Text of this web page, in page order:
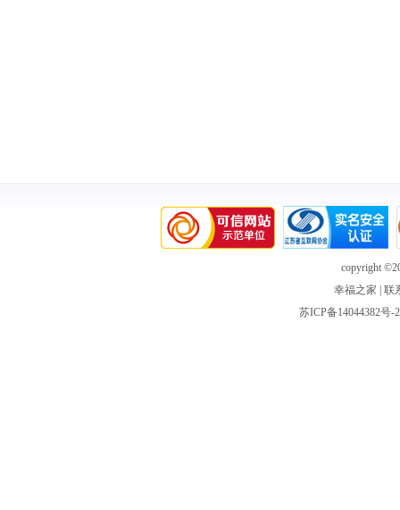
copyright
幸福之家
联
苏ICP备14044382号-2